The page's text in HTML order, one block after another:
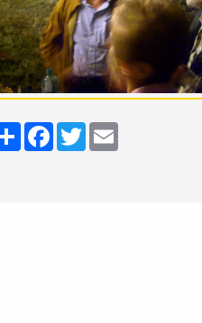
Share Facebook
Twitter